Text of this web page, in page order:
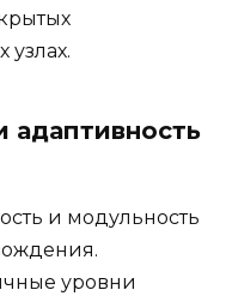
узлах.
адаптивность
и модульность
уровни